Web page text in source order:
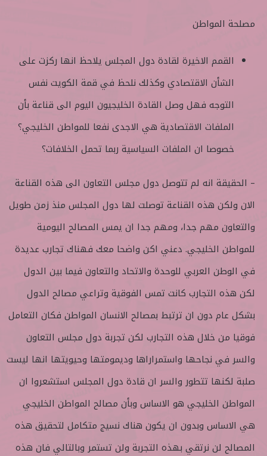
مصلحة المواطن
القمم الاخيرة لقادة دول المجلس يلاحظ انها ركزت على
الشأن الاقتصادي وكذلك نلحظ في قمة الكويت نفس
التوجه فهل وصل القادة الخليجيون اليوم الى قناعة بأن
الملفات الاقتصادية هي الاجدى نفعا للمواطن الخليجي؟
خصوصا ان الملفات السياسية ربما تحمل الخلافات؟
– الحقيقة انه لم تتوصل دول مجلس التعاون الى هذه القناعة
الان ولكن هذه القناعة توصلت لها دول المجلس منذ زمن طويل
والتعاون مهم جدا، ومهم جدا ان يمس المصالح اليومية
للمواطن الخليجي. دعني اكن واضحا معك فهناك تجارب عديدة
في الوطن العربي للوحدة والاتحاد والتعاون فيما بين الدول
لكن هذه التجارب كانت تمس الفوقية وتراعي مصالح الدول
بشكل عام دون ان ترتبط بمصالح الانسان المواطن فكان التعامل
فوقيا من خلال هذه التجارب لكن تجربة دول مجلس التعاون
والسر في نجاحها واستمراراها وديمومتها وحيويتها انها ليست
صلبة لكنها تتطور والسر ان قادة دول المجلس استشعروا ان
المواطن الخليجي هو الاساس وبأن مصالح المواطن الخليجي
هي الاساس وبدون ان يكون هناك نسيج متكامل لتحقيق هذه
المصالح لن نرتقي بهذه التجربة ولن تستمر وبالتالي فان هذه